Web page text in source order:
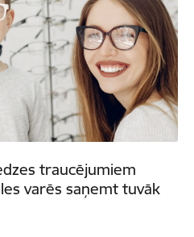
traucējumiem
varēs saņemt tuvāk